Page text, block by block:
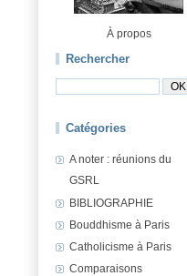
À propos
Rechercher
Catégories
A noter : réunions du
GSRL
BIBLIOGRAPHIE
Bouddhisme à Paris
Catholicisme à Paris
Comparaisons